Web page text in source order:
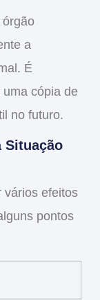
a
É
cópia de
no futuro.
Situação
vários efeitos
pontos